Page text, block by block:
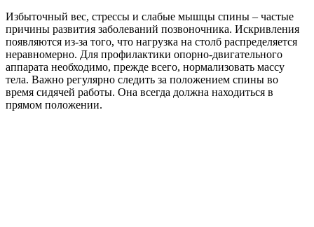
Избыточный вес, стрессы и слабые мышцы спины – частые
причины развития заболеваний позвоночника. Искривления
появляются из-за того, что нагрузка на столб распределяется
неравномерно. Для профилактики опорно-двигательного
аппарата необходимо, прежде всего, нормализовать массу
тела. Важно регулярно следить за положением спины во
время сидячей работы. Она всегда должна находиться в
прямом положении.